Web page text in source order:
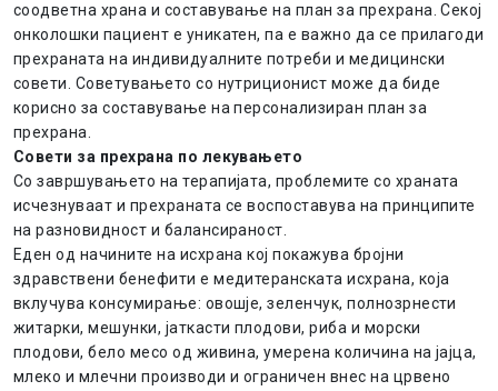
соодветна храна и составување на план за прехрана. Секој
онколошки пациент е уникатен, па е важно да се прилагоди
прехраната на индивидуалните потреби и медицински
совети. Советувањето со нутриционист може да биде
корисно за составување на персонализиран план за
прехрана.
Совети за прехрана по лекувањето
Со завршувањето на терапијата, проблемите со храната
исчезнуваат и прехраната се воспоставува на принципите
на разновидност и балансираност.
Еден од начините на исхрана кој покажува бројни
здравствени бенефити е медитеранската исхрана, која
вклучува консумирање: овошје, зеленчук, полнозрнести
житарки, мешунки, јаткасти плодови, риба и морски
плодови, бело месо од живина, умерена количина на јајца,
млеко и млечни производи и ограничен внес на црвено